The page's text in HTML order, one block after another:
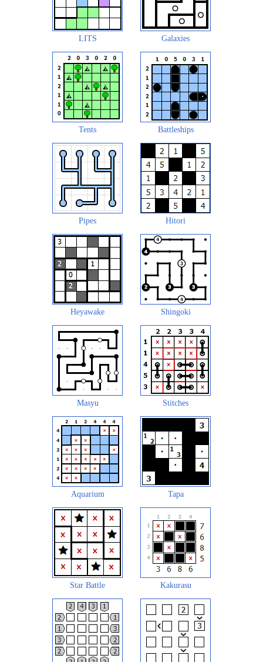
LITS Galaxies
Tents Battleships
Pipes Hitori
Heyawake Shingoki
Masyu Stitches
Aquarium Tapa
Star Battle Kakurasu